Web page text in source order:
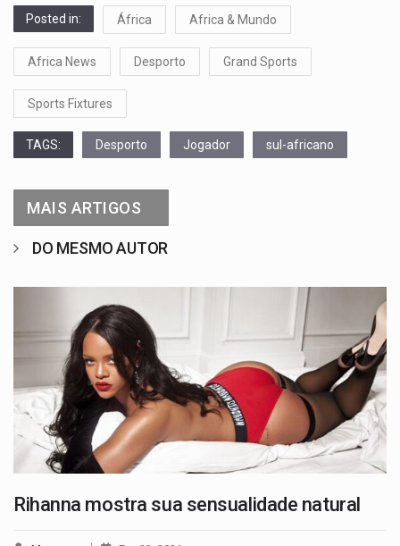
Posted in: África Africa & Mundo
Africa News Desporto Grand Sports
Sports Fixtures
TAGS: Desporto Jogador sul-africano
MAIS ARTIGOS
DO MESMO AUTOR
Rihanna mostra sua sensualidade natural